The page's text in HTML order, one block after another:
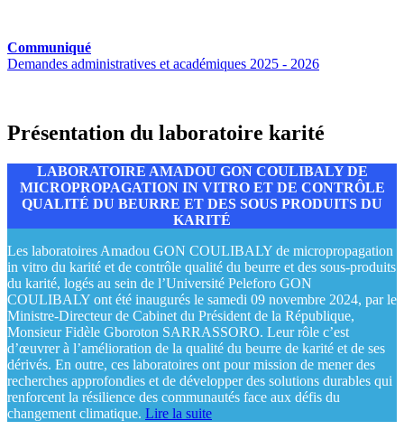
Communiqué
Demandes administratives et académiques 2025 - 2026
Présentation du laboratoire karité
LABORATOIRE AMADOU GON COULIBALY DE
MICROPROPAGATION IN VITRO ET DE CONTRÔLE
QUALITÉ DU BEURRE ET DES SOUS PRODUITS DU
KARITÉ
Les laboratoires Amadou GON COULIBALY de micropropagation
in vitro du karité et de contrôle qualité du beurre et des sous-produits
du karité, logés au sein de l’Université Peleforo GON
COULIBALY ont été inaugurés le samedi 09 novembre 2024, par le
Ministre-Directeur de Cabinet du Président de la République,
Monsieur Fidèle Gboroton SARRASSORO. Leur rôle c’est
d’œuvrer à l’amélioration de la qualité du beurre de karité et de ses
dérivés. En outre, ces laboratoires ont pour mission de mener des
recherches approfondies et de développer des solutions durables qui
renforcent la résilience des communautés face aux défis du
changement climatique. Lire la suite